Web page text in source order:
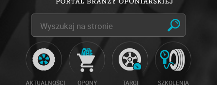
AKTUALNOŚCI OPONY TARGI SZKOLENIA